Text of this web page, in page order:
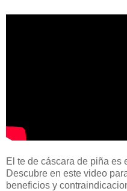
El te de cáscara de piña es
Descubre en este video
beneficios y